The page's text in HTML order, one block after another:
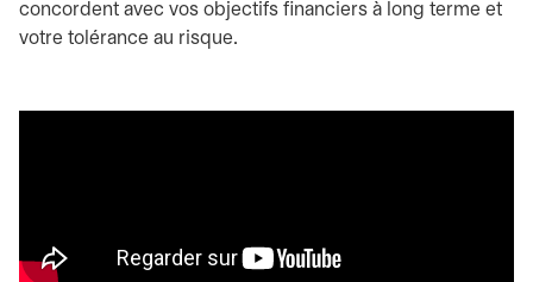
concordent avec vos objectifs financiers à long terme et
votre tolérance au risque.